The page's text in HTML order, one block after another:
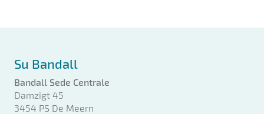
Su Bandall
Bandall Sede Centrale
Damzigt 45
3454 PS De Meern